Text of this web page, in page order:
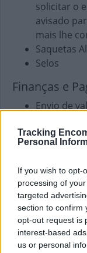
Tracking
Personal
If you wish to opt-
processing of
targeted
section to confirm
opt-out request is
interest-based
us or personal
solicitar o
avisado
mais lhe
Saquetas
Selos
Finanças e
Envio de
Pagamento
Outros